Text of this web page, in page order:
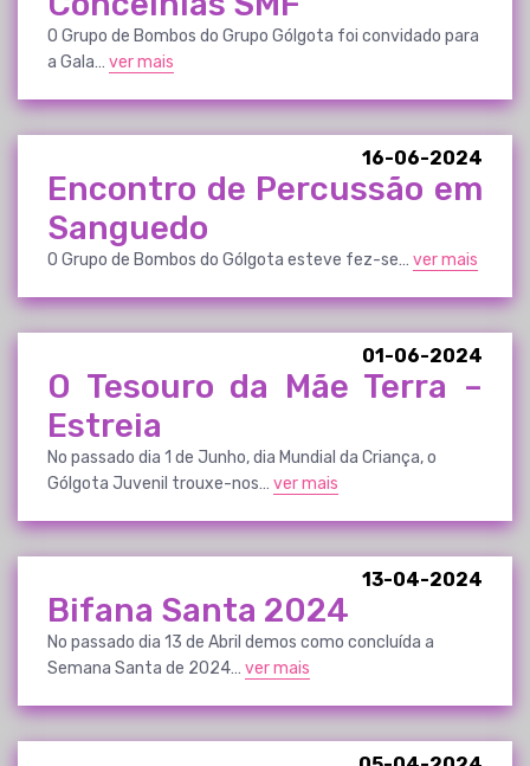
O Grupo de Bombos do Grupo Gólgota foi convidado para
a Gala… ver mais
16-06-2024
Encontro de Percussão em
Sanguedo
O Grupo de Bombos do Gólgota esteve fez-se… ver mais
01-06-2024
O Tesouro da Mãe Terra –
Estreia
No passado dia 1 de Junho, dia Mundial da Criança, o
Gólgota Juvenil trouxe-nos… ver mais
13-04-2024
Bifana Santa 2024
No passado dia 13 de Abril demos como concluída a
Semana Santa de 2024… ver mais